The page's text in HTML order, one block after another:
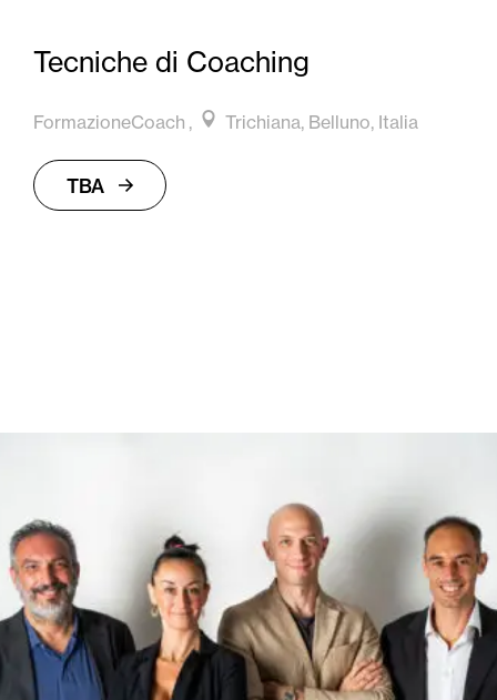
Tecniche di Coaching
FormazioneCoach Trichiana, Belluno, Italia
TBA